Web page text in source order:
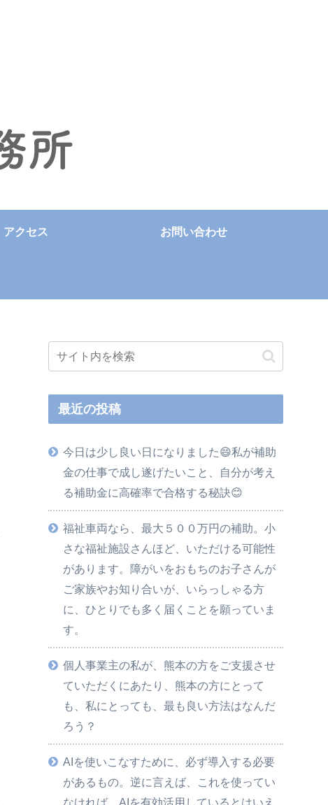
アクセス お問い合わせ
最近の投稿
今日は少し良い日になりました😄私が補助
金の仕事で成し遂げたいこと、自分が考え
る補助金に高確率で合格する秘訣😊
福祉車両なら、最大５００万円の補助。小
さな福祉施設さんほど、いただける可能性
があります。障がいをおもちのお子さんが
ご家族やお知り合いが、いらっしゃる方
に、ひとりでも多く届くことを願っていま
す。
個人事業主の私が、熊本の方をご支援させ
ていただくにあたり、熊本の方にとって
も、私にとっても、最も良い方法はなんだ
ろう？
AIを使いこなすために、必ず導入する必要
があるもの。逆に言えば、これを使ってい
なければ、AIを有効活用しているとはいえ